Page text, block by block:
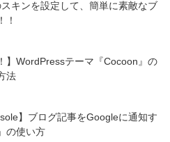
スキンを設定して、簡単に素敵なブ
！
】WordPressテーマ『Cocoon』の
法
】ブログ記事をGoogleに通知す
の使い方